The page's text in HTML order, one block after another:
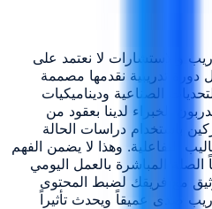
والاستشارات لا نعتمد على
دورة تدريبية نقدمها مصممة
الصناعية وديناميكيات
الخبراء لدينا بعقود من
باستخدام دراسات الحالة
التفاعلية. وهذا لا يضمن الفهم
المباشرة بالعمل اليومي
مع فريقك لضبط المحتوى
صدى عميقاً ويحدث تأثيراً